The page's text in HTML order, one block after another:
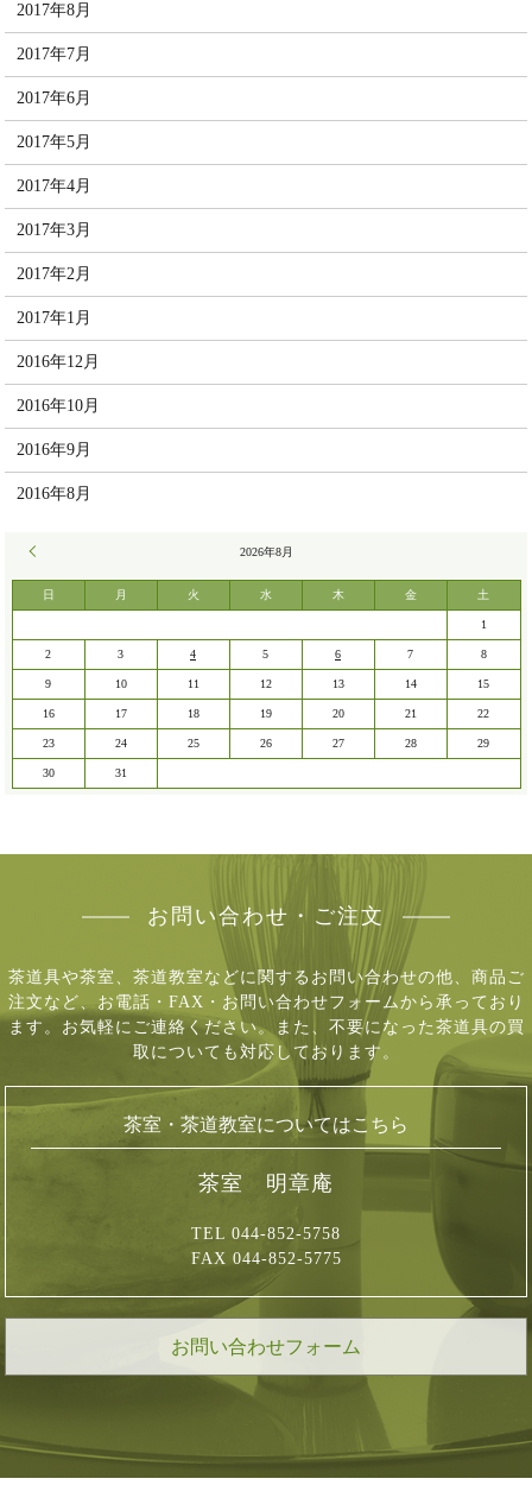
2017年8月
2017年7月
2017年6月
2017年5月
2017年4月
2017年3月
2017年2月
2017年1月
2016年12月
2016年10月
2016年9月
2016年8月
2026年8月
日 月 火 水 木 金 土
1
2 3 4 5 6 7 8
9 10 11 12 13 14 15
16 17 18 19 20 21 22
23 24 25 26 27 28 29
30 31
お問い合わせ・ご注文
茶道具や茶室、茶道教室などに関するお問い合わせの他、商品ご
注文など、 お電話・FAX・お問い合わせフォームから承っており
ます。お気軽にご連絡ください。 また、不要になった茶道具の買
取についても対応しております。
茶室・茶道教室についてはこちら
茶室 明章庵
TEL 044-852-5758
FAX 044-852-5775
お問い合わせフォーム